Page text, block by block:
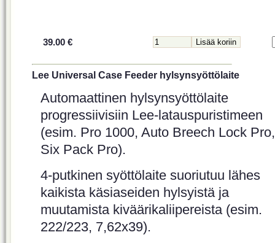
39.00 €
Lee Universal Case Feeder hylsynsyöttölaite
Automaattinen hylsynsyöttölaite
progressiivisiin Lee-latauspuristimeen
(esim. Pro 1000, Auto Breech Lock Pro,
Six Pack Pro).
4-putkinen syöttölaite suoriutuu lähes
kaikista käsiaseiden hylsyistä ja
muutamista kiväärikaliipereista (esim.
222/223, 7,62x39).